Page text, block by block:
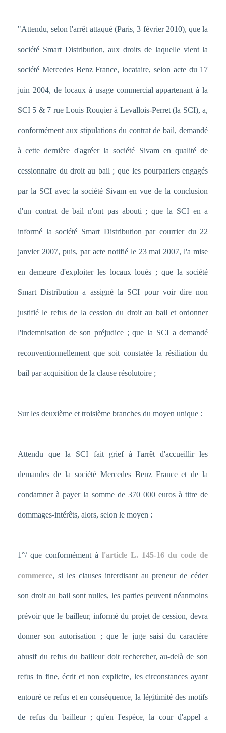
"Attendu, selon l'arrêt attaqué (Paris, 3 février 2010), que la
société Smart Distribution, aux droits de laquelle vient la
société Mercedes Benz France, locataire, selon acte du 17
juin 2004, de locaux à usage commercial appartenant à la
SCI 5 & 7 rue Louis Rouqier à Levallois-Perret (la SCI), a,
conformément aux stipulations du contrat de bail, demandé
à cette dernière d'agréer la société Sivam en qualité de
cessionnaire du droit au bail ; que les pourparlers engagés
par la SCI avec la société Sivam en vue de la conclusion
d'un contrat de bail n'ont pas abouti ; que la SCI en a
informé la société Smart Distribution par courrier du 22
janvier 2007, puis, par acte notifié le 23 mai 2007, l'a mise
en demeure d'exploiter les locaux loués ; que la société
Smart Distribution a assigné la SCI pour voir dire non
justifié le refus de la cession du droit au bail et ordonner
l'indemnisation de son préjudice ; que la SCI a demandé
reconventionnellement que soit constatée la résiliation du
bail par acquisition de la clause résolutoire ;
Sur les deuxième et troisième branches du moyen unique :
Attendu que la SCI fait grief à l'arrêt d'accueillir les
demandes de la société Mercedes Benz France et de la
condamner à payer la somme de 370 000 euros à titre de
dommages-intérêts, alors, selon le moyen :
1°/ que conformément àl'article L. 145-16 du code de
commerce, si les clauses interdisant au preneur de céder
son droit au bail sont nulles, les parties peuvent néanmoins
prévoir que le bailleur, informé du projet de cession, devra
donner son autorisation ; que le juge saisi du caractère
abusif du refus du bailleur doit rechercher, au-delà de son
refus in fine, écrit et non explicite, les circonstances ayant
entouré ce refus et en conséquence, la légitimité des motifs
de refus du bailleur ; qu'en l'espèce, la cour d'appel a